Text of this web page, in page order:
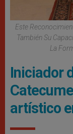
Este
También Su
La
Iniciador
artístico